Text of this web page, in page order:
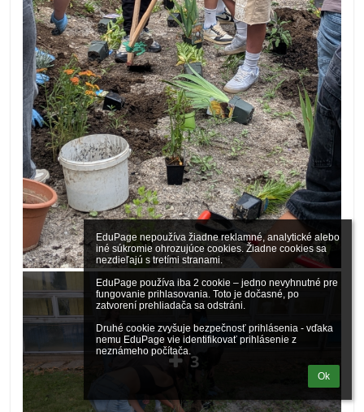
EduPage nepoužíva žiadne reklamné, analytické alebo
iné súkromie ohrozujúce cookies. Žiadne cookies sa
nezdieľajú s tretími stranami.
EduPage používa iba 2 cookie – jedno nevyhnutné pre
fungovanie prihlasovania. Toto je dočasné, po
zatvorení prehliadača sa odstráni.
Druhé cookie zvyšuje bezpečnosť prihlásenia - vďaka
nemu EduPage vie identifikovať prihlásenie z
neznámeho počítača.
Ok
3